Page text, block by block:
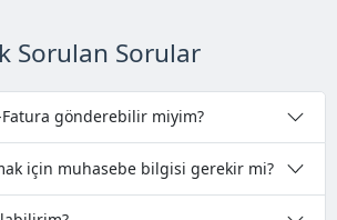
Sorulan Sorular
gönderebilir miyim?
için muhasebe bilgisi gerekir mi?